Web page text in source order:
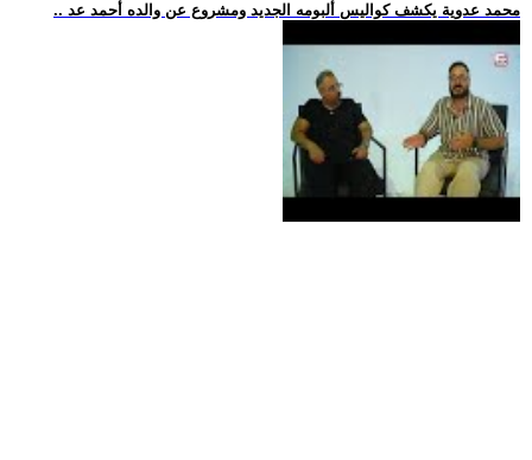
.. محمد عدوية يكشف كواليس ألبومه الجديد ومشروع عن والده أحمد عد